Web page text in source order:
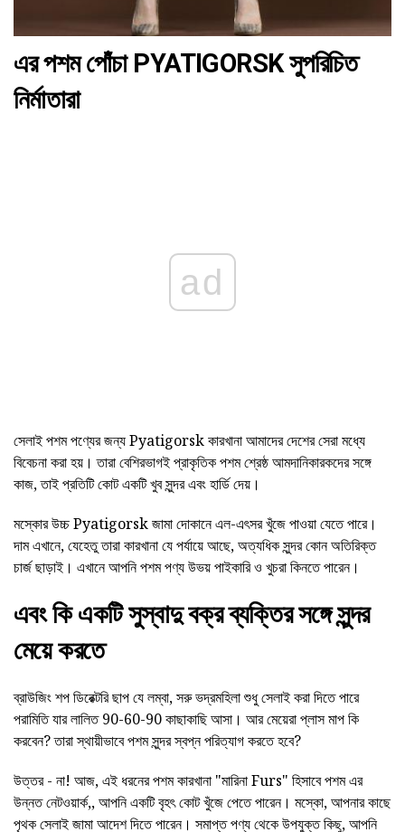
এর পশম পোঁচা PYATIGORSK সুপরিচিত
নির্মাতারা
ad
সেলাই পশম পণ্যের জন্য Pyatigorsk কারখানা আমাদের দেশের সেরা মধ্যে
বিবেচনা করা হয়। তারা বেশিরভাগই প্রাকৃতিক পশম শ্রেষ্ঠ আমদানিকারকদের সঙ্গে
কাজ, তাই প্রতিটি কোট একটি খুব সুন্দর এবং হার্ডি দেয়।
মস্কোর উচ্চ Pyatigorsk জামা দোকানে এল-এৎসর খুঁজে পাওয়া যেতে পারে।
দাম এখানে, যেহেতু তারা কারখানা যে পর্যায়ে আছে, অত্যধিক সুন্দর কোন অতিরিক্ত
চার্জ ছাড়াই। এখানে আপনি পশম পণ্য উভয় পাইকারি ও খুচরা কিনতে পারেন।
এবং কি একটি সুস্বাদু বক্র ব্যক্তির সঙ্গে সুন্দর
মেয়ে করতে
ব্রাউজিং শপ ডিরেক্টরি ছাপ যে লম্বা, সরু ভদ্রমহিলা শুধু সেলাই করা দিতে পারে
পরামিতি যার লালিত 90-60-90 কাছাকাছি আসা। আর মেয়েরা প্লাস মাপ কি
করবেন? তারা স্থায়ীভাবে পশম সুন্দর স্বপ্ন পরিত্যাগ করতে হবে?
উত্তর - না! আজ, এই ধরনের পশম কারখানা "মারিনা Furs" হিসাবে পশম এর
উন্নত নেটওয়ার্ক,, আপনি একটি বৃহৎ কোট খুঁজে পেতে পারেন। মস্কো, আপনার কাছে
পৃথক সেলাই জামা আদেশ দিতে পারেন। সমাপ্ত পণ্য থেকে উপযুক্ত কিছু, আপনি